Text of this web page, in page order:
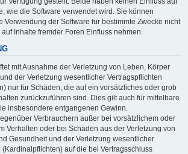
wie die Software verwendet wird. Sie können
Verwendung der Software für bestimmte Zwecke nicht
Inhalte fremder Foren Einfluss nehmen.
mit Ausnahme der Verletzung von Leben, Körper
der Verletzung wesentlicher Vertragspflichten
nur für Schäden, die auf ein vorsätzliches oder grob
zurückzuführen sind. Dies gilt auch für mittelbare
insbesondere entgangenen Gewinn.
Verbrauchern außer bei vorsätzlichem oder
Verhalten oder bei Schäden aus der Verletzung von
Gesundheit und der Verletzung wesentlicher
(Kardinalpflichten) auf die bei Vertragsschluss